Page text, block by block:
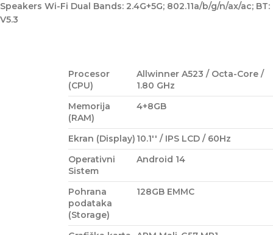
Speakers Wi-Fi Dual Bands: 2.4G+5G; 802.11a/b/g/n/ax/ac; BT:
V5.3
Procesor
(CPU)
Allwinner A523 / Octa-Core /
1.80 GHz
Memorija
(RAM)
4+8GB
Ekran (Display) 10.1'' / IPS LCD / 60Hz
Operativni
Sistem
Android 14
Pohrana
podataka
(Storage)
128GB EMMC